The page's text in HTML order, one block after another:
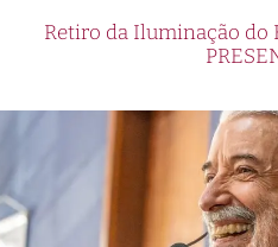
Retiro da Iluminação do